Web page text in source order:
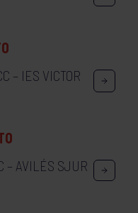
– IES VICTOR
– AVILÉS SJUR